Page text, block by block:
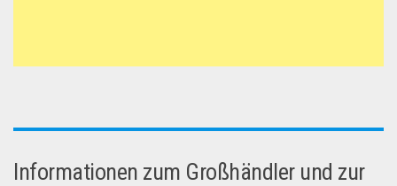
Informationen zum Großhändler und zur